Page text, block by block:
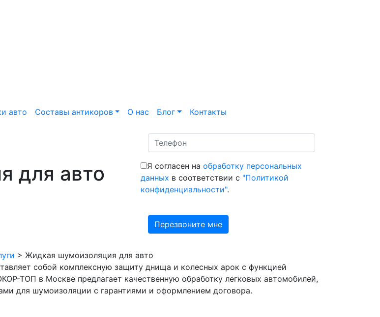
авто Составы антикоров О нас Блог Контакты
для авто
Я согласен на обработку персональных
данных в соответствии с "Политикой
конфиденциальности".
> Жидкая шумоизоляция для авто
собой комплексную защиту днища и колесных арок с функцией
ТОП в Москве предлагает качественную обработку легковых автомобилей,
для шумоизоляции с гарантиями и оформлением договора.